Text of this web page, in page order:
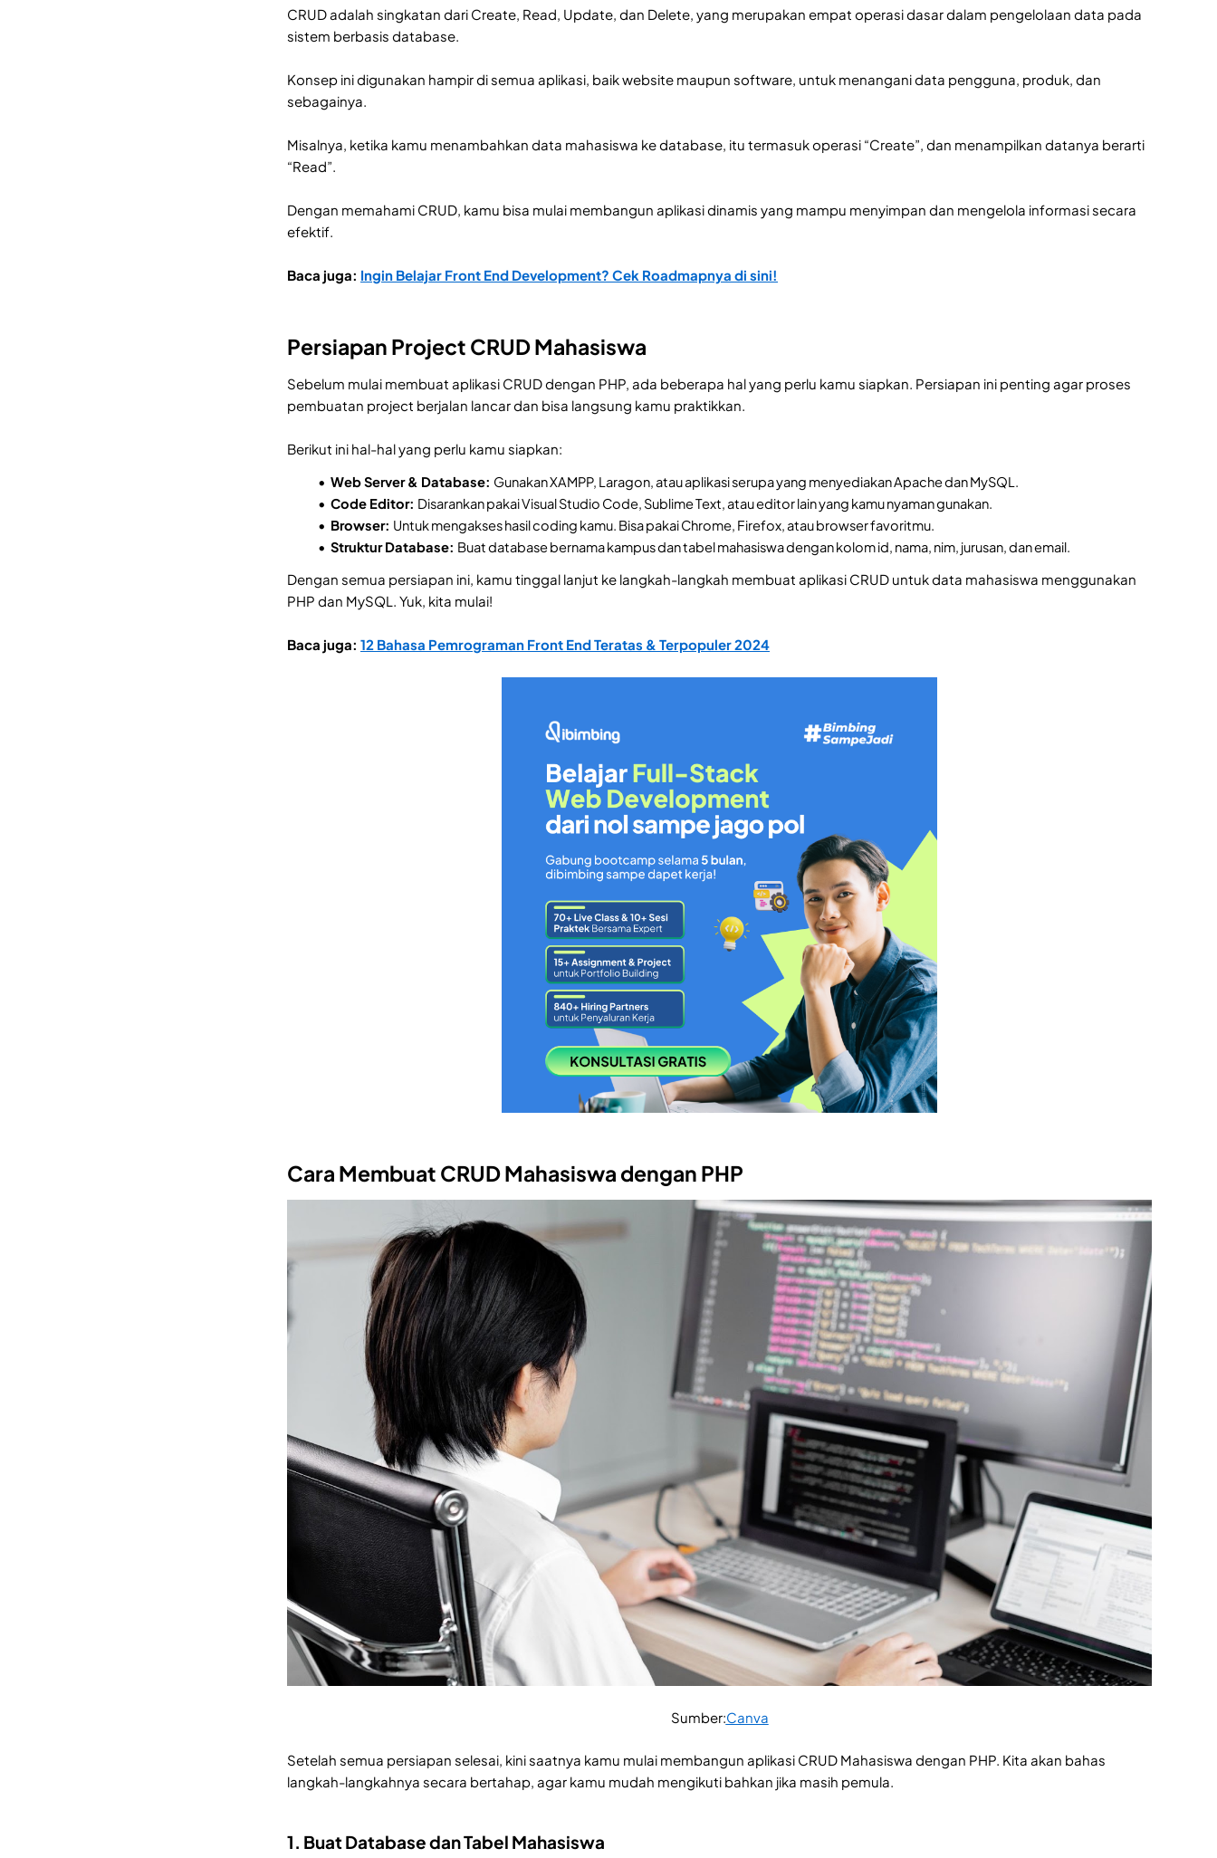
CRUD adalah singkatan dari Create, Read, Update, dan Delete, yang merupakan empat operasi dasar dalam pengelolaan data pada
sistem berbasis database.
Konsep ini digunakan hampir di semua aplikasi, baik website maupun software, untuk menangani data pengguna, produk, dan
sebagainya.
Misalnya, ketika kamu menambahkan data mahasiswa ke database, itu termasuk operasi “Create”, dan menampilkan datanya berarti
“Read”.
Dengan memahami CRUD, kamu bisa mulai membangun aplikasi dinamis yang mampu menyimpan dan mengelola informasi secara
efektif.
Baca juga: Ingin Belajar Front End Development? Cek Roadmapnya di sini!
Persiapan Project CRUD Mahasiswa
Sebelum mulai membuat aplikasi CRUD dengan PHP, ada beberapa hal yang perlu kamu siapkan. Persiapan ini penting agar proses
pembuatan project berjalan lancar dan bisa langsung kamu praktikkan.
Berikut ini hal-hal yang perlu kamu siapkan:
Web Server & Database: Gunakan XAMPP, Laragon, atau aplikasi serupa yang menyediakan Apache dan MySQL.
Code Editor: Disarankan pakai Visual Studio Code, Sublime Text, atau editor lain yang kamu nyaman gunakan.
Browser: Untuk mengakses hasil coding kamu. Bisa pakai Chrome, Firefox, atau browser favoritmu.
Struktur Database: Buat database bernama kampus dan tabel mahasiswa dengan kolom id, nama, nim, jurusan, dan email.
Dengan semua persiapan ini, kamu tinggal lanjut ke langkah-langkah membuat aplikasi CRUD untuk data mahasiswa menggunakan
PHP dan MySQL. Yuk, kita mulai!
Baca juga: 12 Bahasa Pemrograman Front End Teratas & Terpopuler 2024
Cara Membuat CRUD Mahasiswa dengan PHP
Sumber:Canva
Setelah semua persiapan selesai, kini saatnya kamu mulai membangun aplikasi CRUD Mahasiswa dengan PHP. Kita akan bahas
langkah-langkahnya secara bertahap, agar kamu mudah mengikuti bahkan jika masih pemula.
1. Buat Database dan Tabel Mahasiswa